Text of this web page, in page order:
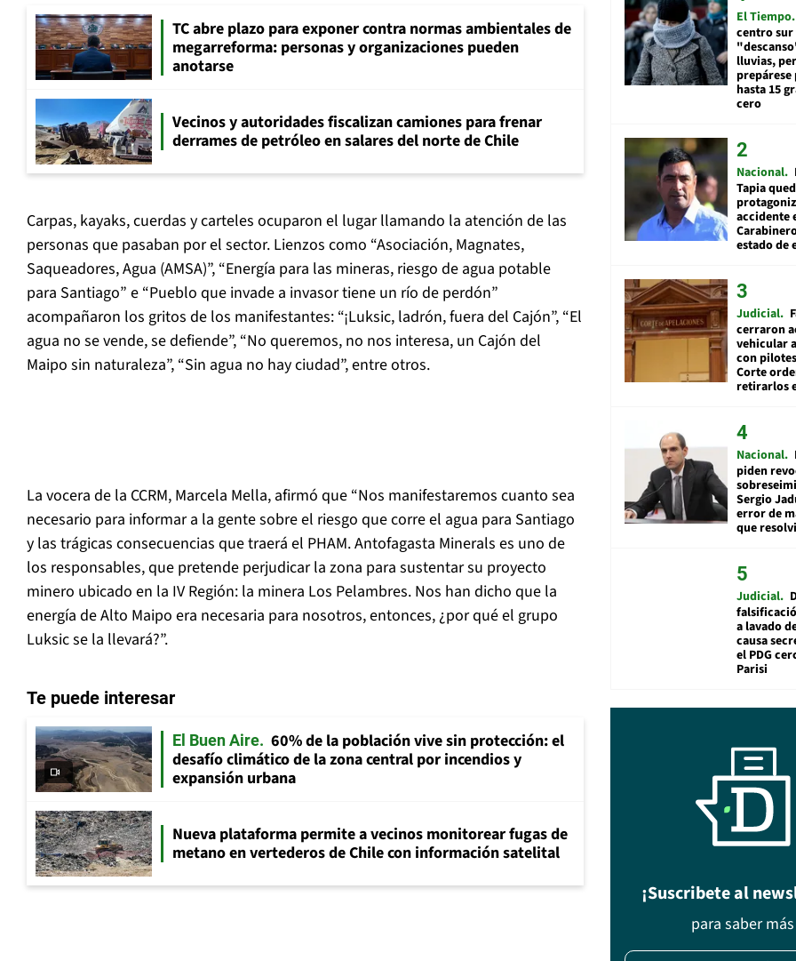
TC abre plazo para exponer contra normas ambientales de
megarreforma: personas y organizaciones pueden
anotarse
Vecinos y autoridades fiscalizan camiones para frenar
derrames de petróleo en salares del norte de Chile
Carpas, kayaks, cuerdas y carteles ocuparon el lugar llamando la atención de las
personas que pasaban por el sector. Lienzos como “Asociación, Magnates,
Saqueadores, Agua (AMSA)”, “Energía para las mineras, riesgo de agua potable
para Santiago” e “Pueblo que invade a invasor tiene un río de perdón”
acompañaron los gritos de los manifestantes: “¡Luksic, ladrón, fuera del Cajón”, “El
agua no se vende, se defiende”, “No queremos, no nos interesa, un Cajón del
Maipo sin naturaleza”, “Sin agua no hay ciudad”, entre otros.
La vocera de la CCRM, Marcela Mella, afirmó que “Nos manifestaremos cuanto sea
necesario para informar a la gente sobre el riesgo que corre el agua para Santiago
y las trágicas consecuencias que traerá el PHAM. Antofagasta Minerals es uno de
los responsables, que pretende perjudicar la zona para sustentar su proyecto
minero ubicado en la IV Región: la minera Los Pelambres. Nos han dicho que la
energía de Alto Maipo era necesaria para nosotros, entonces, ¿por qué el grupo
Luksic se la llevará?”.
Te puede interesar
El Buen Aire
60% de la población vive sin protección: el
desafío climático de la zona central por incendios y
expansión urbana
Nueva plataforma permite a vecinos monitorear fugas de
metano en vertederos de Chile con información satelital
El Tiempo
centro
lluvias,
hasta 15
cero
Nacional
Tapia
accidente
estado de
Judicial
cerraron
vehicular
con
Corte
retirarlos
Nacional
piden
Sergio
error de
que
Judicial
a lavado
causa
el PDG
Parisi
¡Suscribete al
para saber más